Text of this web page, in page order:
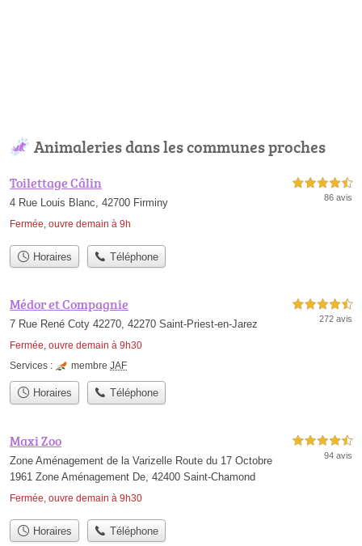
Animaleries dans les communes proches
Toilettage Câlin
4 Rue Louis Blanc, 42700 Firminy
Fermée, ouvre demain à 9h
4,5 étoiles sur 5
86 avis
Horaires Téléphone
Médor et Compagnie
7 Rue René Coty 42270, 42270 Saint-Priest-en-Jarez
Fermée, ouvre demain à 9h30
4,5 étoiles sur 5
272 avis
Services : membre JAF
Horaires Téléphone
Maxi Zoo
Zone Aménagement de la Varizelle Route du 17 Octobre
1961 Zone Aménagement De, 42400 Saint-Chamond
Fermée, ouvre demain à 9h30
4,5 étoiles sur 5
94 avis
Horaires Téléphone